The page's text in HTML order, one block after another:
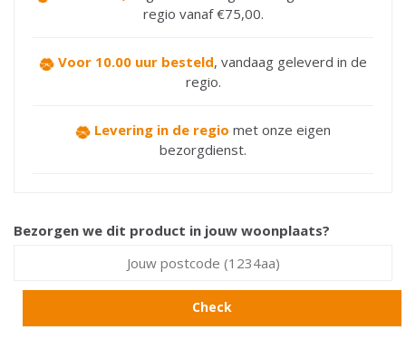
regio vanaf €75,00.
Voor 10.00 uur besteld, vandaag geleverd in de
regio.
Levering in de regio met onze eigen
bezorgdienst.
Bezorgen we dit product in jouw woonplaats?
Check